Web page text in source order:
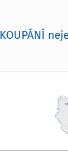
KOUPÁNÍ